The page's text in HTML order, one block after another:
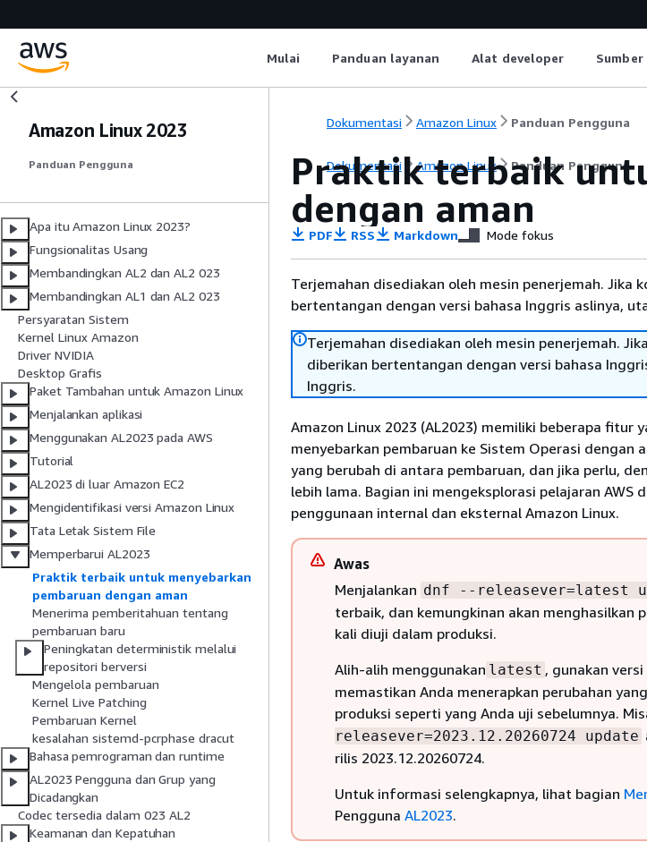
Mulai Panduan layanan Alat developer Sumber
Amazon Linux 2023
Panduan Pengguna
Apa itu Amazon Linux 2023?
Fungsionalitas Usang
Membandingkan AL2 dan AL2 023
Membandingkan AL1 dan AL2 023
Persyaratan Sistem
Kernel Linux Amazon
Driver NVIDIA
Desktop Grafis
Paket Tambahan untuk Amazon Linux
Menjalankan aplikasi
Menggunakan AL2023 pada AWS
Tutorial
AL2023 di luar Amazon EC2
Mengidentifikasi versi Amazon Linux
Tata Letak Sistem File
Memperbarui AL2023
Praktik terbaik untuk menyebarkan
pembaruan dengan aman
Menerima pemberitahuan tentang
pembaruan baru
Peningkatan deterministik melalui
repositori berversi
Mengelola pembaruan
Kernel Live Patching
Pembaruan Kernel
kesalahan sistemd-pcrphase dracut
Bahasa pemrograman dan runtime
AL2023 Pengguna dan Grup yang
Dicadangkan
Codec tersedia dalam 023 AL2
Keamanan dan Kepatuhan
Dokumentasi Amazon Linux Panduan Pengguna
Dokumentasi Amazon Linux Panduan Pengguna
Praktik terbaik
dengan aman
PDF RSS Markdown Mode fokus
Terjemahan disediakan oleh mesin penerjemah. Jika
bertentangan dengan versi bahasa Inggris aslinya,
Terjemahan disediakan oleh mesin penerjemah.
diberikan bertentangan dengan versi bahasa
Inggris.
Amazon Linux 2023 (AL2023) memiliki beberapa fitur
menyebarkan pembaruan ke Sistem Operasi dengan
yang berubah di antara pembaruan, dan jika perlu,
lebih lama. Bagian ini mengeksplorasi pelajaran AWS
penggunaan internal dan eksternal Amazon Linux.
Awas
Menjalankan dnf --releasever=latest
terbaik, dan kemungkinan akan menghasilkan
kali diuji dalam produksi.
Alih-alih menggunakan latest , gunakan
memastikan Anda menerapkan perubahan
produksi seperti yang Anda uji sebelumnya.
releasever=2023.12.20260724 update
rilis 2023.12.20260724.
Untuk informasi selengkapnya, lihat bagian
Pengguna AL2023.